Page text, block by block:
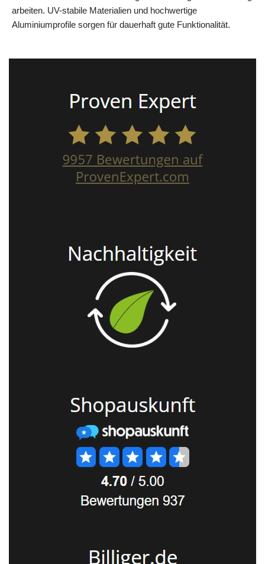
arbeiten. UV-stabile Materialien und hochwertige
Aluminiumprofile sorgen für dauerhaft gute Funktionalität.